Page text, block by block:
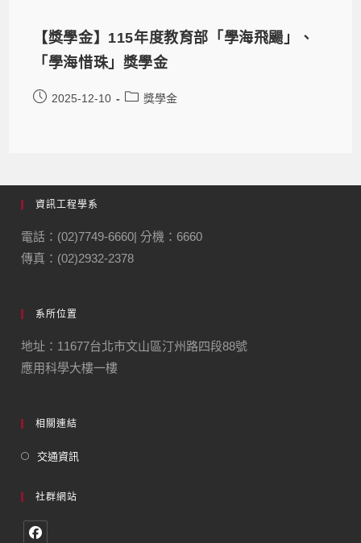
【獎學金】115年度教育部「學海飛颺」、
「學海惜珠」獎學金
2025-12-10 獎學金
資訊工程學系
電話：(02)7749-6660| 分機：6660
傳真：(02)2932-2378
系所位置
地址：11677台北市文山區汀州路四段88號
應用科學大樓一樓
相關連結
交通資訊
社群網站